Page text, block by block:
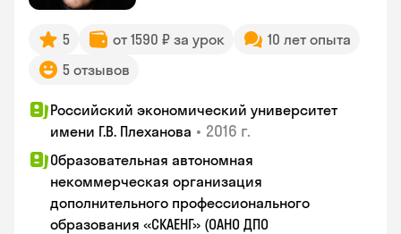
5 от 1590 ₽ за урок
10 лет опыта
5 отзывов
Российский экономический университет
имени Г.В. Плеханова • 2016 г.
Образовательная автономная
некоммерческая организация
дополнительного профессионального
образования «СКАЕНГ» (ОАНО ДПО